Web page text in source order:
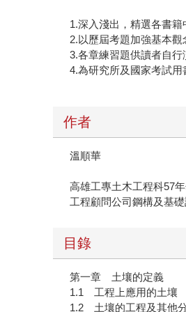
1.深入淺出，精選各書籍
2.以歷屆考題加強基本觀
3.各章練習題供讀者自行
4.為研究所及國家考試
作者
溫順華
高雄工專土木工程科57
工程顧問公司鋼構及基
目錄
第一章 土壤的定義
1.1 工程上應用的土壤
1.2 土壤的工程及其他